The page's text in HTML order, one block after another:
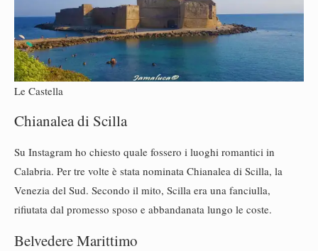
Le Castella
Chianalea di Scilla
Su Instagram ho chiesto quale fossero i luoghi romantici in
Calabria. Per tre volte è stata nominata Chianalea di Scilla, la
Venezia del Sud. Secondo il mito, Scilla era una fanciulla,
rifiutata dal promesso sposo e abbandanata lungo le coste.
Belvedere Marittimo